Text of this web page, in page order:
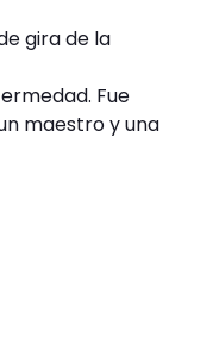
gira de la
Fue
maestro y una